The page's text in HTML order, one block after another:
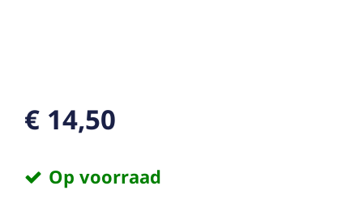
€ 14,50
Op voorraad